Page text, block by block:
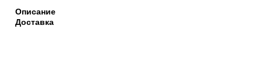
Описание
Доставка